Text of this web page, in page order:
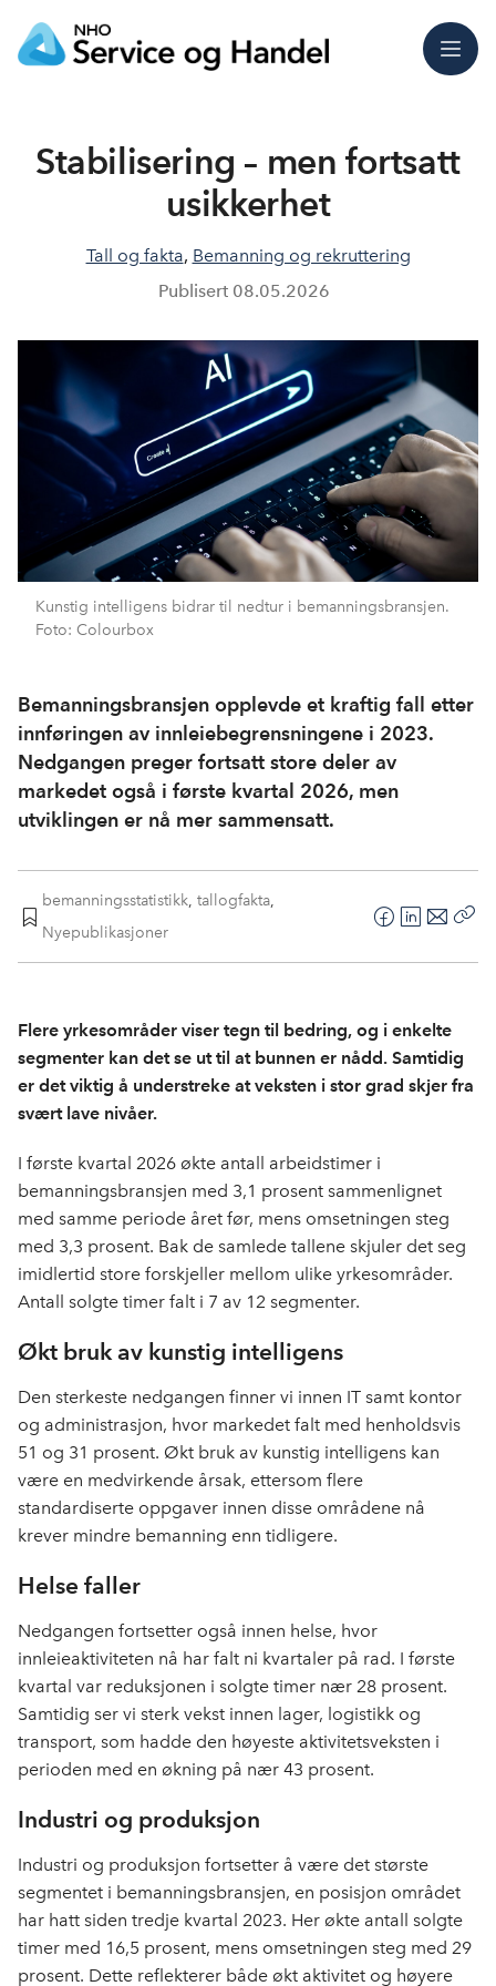
Meny
Stabilisering – men fortsatt
usikkerhet
Tall og fakta, Bemanning og rekruttering
Publisert 08.05.2026
Kunstig intelligens bidrar til nedtur i bemanningsbransjen.
Foto: Colourbox
Bemanningsbransjen opplevde et kraftig fall etter
innføringen av innleiebegrensningene i 2023.
Nedgangen preger fortsatt store deler av
markedet også i første kvartal 2026, men
utviklingen er nå mer sammensatt.
bemanningsstatistikk, tallogfakta,
Nyepublikasjoner
F
b
o
o
L
e
d
I
E
s
t
Flere yrkesområder viser tegn til bedring, og i enkelte
segmenter kan det se ut til at bunnen er nådd. Samtidig
er det viktig å understreke at veksten i stor grad skjer fra
svært lave nivåer.
I første kvartal 2026 økte antall arbeidstimer i
bemanningsbransjen med 3,1 prosent sammenlignet
med samme periode året før, mens omsetningen steg
med 3,3 prosent. Bak de samlede tallene skjuler det seg
imidlertid store forskjeller mellom ulike yrkesområder.
Antall solgte timer falt i 7 av 12 segmenter.
Økt bruk av kunstig intelligens
Den sterkeste nedgangen finner vi innen IT samt kontor
og administrasjon, hvor markedet falt med henholdsvis
51 og 31 prosent. Økt bruk av kunstig intelligens kan
være en medvirkende årsak, ettersom flere
standardiserte oppgaver innen disse områdene nå
krever mindre bemanning enn tidligere.
Helse faller
Nedgangen fortsetter også innen helse, hvor
innleieaktiviteten nå har falt ni kvartaler på rad. I første
kvartal var reduksjonen i solgte timer nær 28 prosent.
Samtidig ser vi sterk vekst innen lager, logistikk og
transport, som hadde den høyeste aktivitetsveksten i
perioden med en økning på nær 43 prosent.
Industri og produksjon
Industri og produksjon fortsetter å være det største
segmentet i bemanningsbransjen, en posisjon området
har hatt siden tredje kvartal 2023. Her økte antall solgte
timer med 16,5 prosent, mens omsetningen steg med 29
prosent. Dette reflekterer både økt aktivitet og høyere